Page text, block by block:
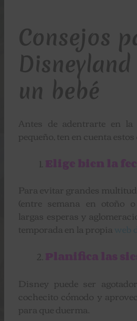
Consejos
un bebé
Antes de adentrarte en
pequeño, ten en cuenta
Elige bien la
Para evitar grandes
(entre semana en otoño
largas esperas y
temporada en la propia
Planifica las
Disney puede ser
cochecito cómodo y
para que duerma.